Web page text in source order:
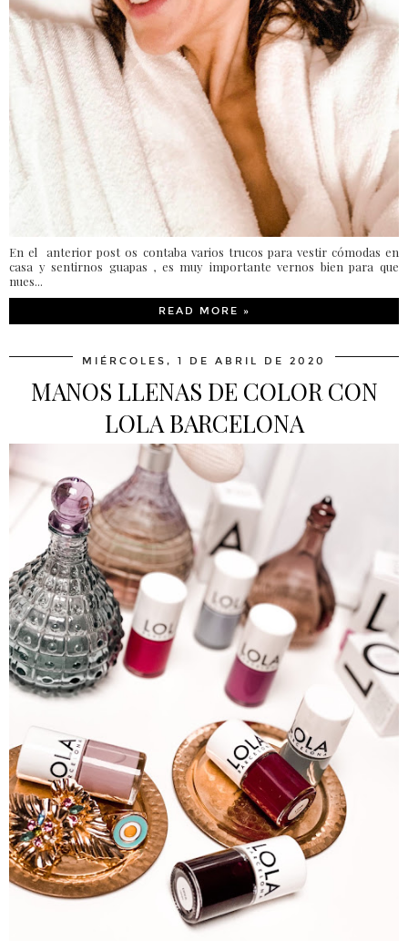
En el anterior post os contaba varios trucos para vestir cómodas en
casa y sentirnos guapas , es muy importante vernos bien para que
nues...
READ MORE »
MIÉRCOLES, 1 DE ABRIL DE 2020
MANOS LLENAS DE COLOR CON
LOLA BARCELONA